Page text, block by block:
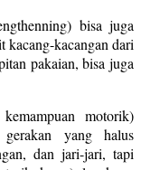
bisa juga
kacang-kacangan dari
pakaian, bisa juga
motorik)
yang halus
dan jari-jari, tapi